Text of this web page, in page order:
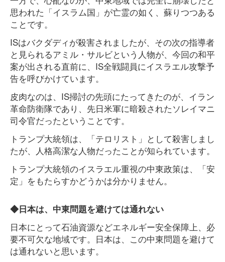
思われた「イスラム国」が亡霊の如く、蘇りつつある
ことです。
ISはバクダディが殺害されましたが、その次の指導者
と見られるアミル・サルビという人物が、今回の和平
案が出される直前に、IS全戦闘員にイスラエル攻撃予
告を呼びかけています。
皮肉なのは、IS掃討の先頭にたってきたのが、イラン
革命防衛隊であり、先日米軍に暗殺されたソレイマニ
司令官だったということです。
トランプ大統領は、「テロリスト」として殺害しまし
たが、人格高潔な人物だったことが知られています。
トランプ大統領のイスラエル重視の中東政策は、「安
定」をもたらすかどうかは分かりません。
◆日本は、中東問題を避けては通れない
日本にとって石油資源などエネルギー安全保障上、必
要不可欠な地域です。日本は、この中東問題を避けて
は通れないと思います。